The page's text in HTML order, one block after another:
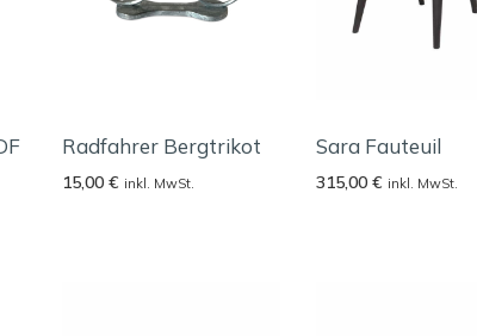
Radfahrer Bergtrikot
15,00€ inkl. MwSt.
Sara Fauteuil
315,00€ inkl. MwSt.